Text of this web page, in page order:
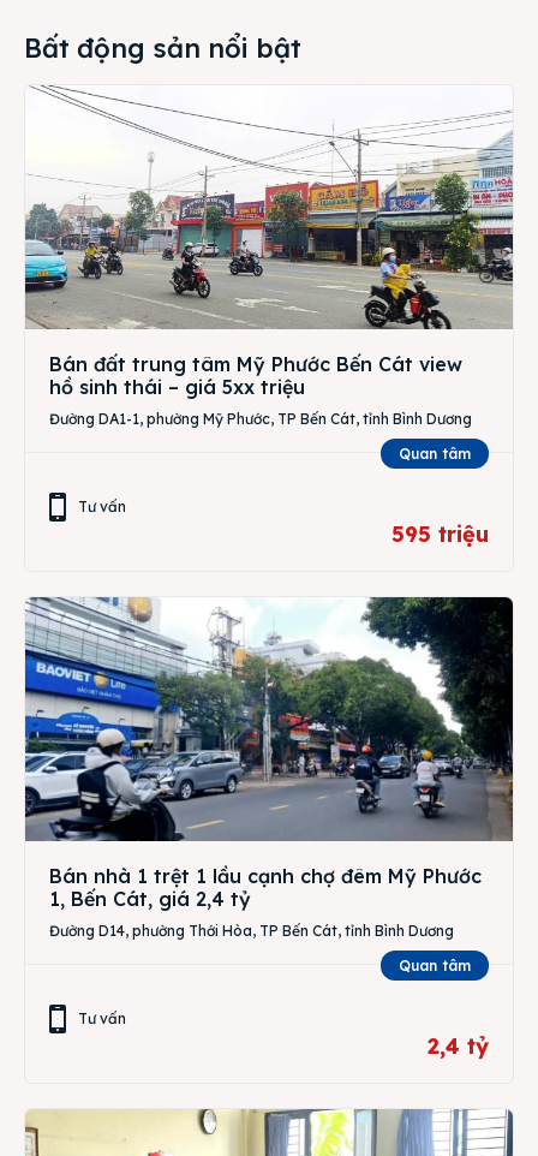
Bất động sản nổi bật
Bán đất trung tâm Mỹ Phước Bến Cát view
hồ sinh thái – giá 5xx triệu
Đường DA1-1, phường Mỹ Phước, TP Bến Cát, tỉnh Bình Dương
Quan tâm
Tư vấn
595 triệu
Bán nhà 1 trệt 1 lầu cạnh chợ đêm Mỹ Phước
1, Bến Cát, giá 2,4 tỷ
Đường D14, phường Thới Hòa, TP Bến Cát, tỉnh Bình Dương
Quan tâm
Tư vấn
2,4 tỷ